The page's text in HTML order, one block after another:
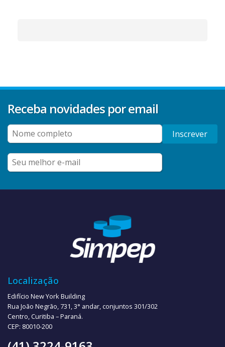
Receba novidades por email
Inscrever
Localização
Edifício New York Building
Rua João Negrão, 731, 3° andar, conjuntos 301/302
Centro, Curitiba – Paraná.
CEP: 80010-200